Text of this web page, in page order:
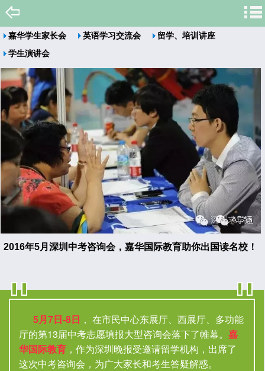
嘉华学生家长会 英语学习交流会
留学、培训讲座
学生演讲会
2016年5月深圳中考咨询会，嘉华国际教育助你出国读名校！
5月7日-8日 ， 在市民中心东展厅、西展厅、多功能
厅的第13届中考志愿填报大型咨询会落下了帷幕。 嘉
华国际教育 ，作为深圳晚报受邀请留学机构，出席了
这次中考咨询会，为广大家长和考生答疑解惑。